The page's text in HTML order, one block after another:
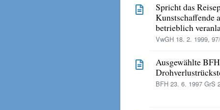
Spricht das
Kunstschaffende
betrieblich
VwGH 18. 2. 1999,
Ausgewählte
BFH 23. 6. 1997 GrS